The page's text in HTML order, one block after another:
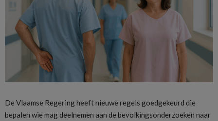
De Vlaamse Regering heeft nieuwe regels goedgekeurd die
bepalen wie mag deelnemen aan de bevolkingsonderzoeken naar